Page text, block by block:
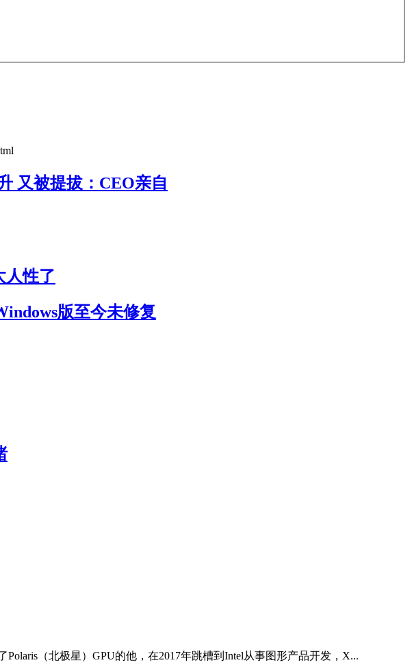
又被提拔：CEO亲自
人性了
版至今未修复
（北极星）GPU的他，在2017年跳槽到Intel从事图形产品开发，X...